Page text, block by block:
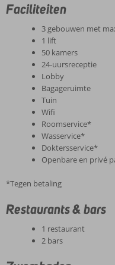
Faciliteiten
3 gebouwen met
1 lift
50 kamers
24-uursreceptie
Lobby
Bagageruimte
Tuin
Wifi
Roomservice*
Wasservice*
Doktersservice*
Openbare en privé
*Tegen betaling
Restaurants & bars
1 restaurant
2 bars